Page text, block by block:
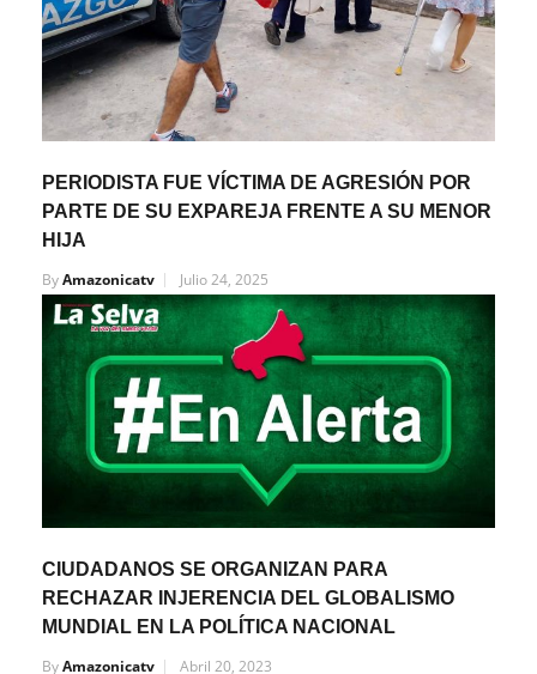
PERIODISTA FUE VÍCTIMA DE AGRESIÓN POR
PARTE DE SU EXPAREJA FRENTE A SU MENOR
HIJA
ByAmazonicatv Julio 24, 2025
CIUDADANOS SE ORGANIZAN PARA
RECHAZAR INJERENCIA DEL GLOBALISMO
MUNDIAL EN LA POLÍTICA NACIONAL
ByAmazonicatv Abril 20, 2023